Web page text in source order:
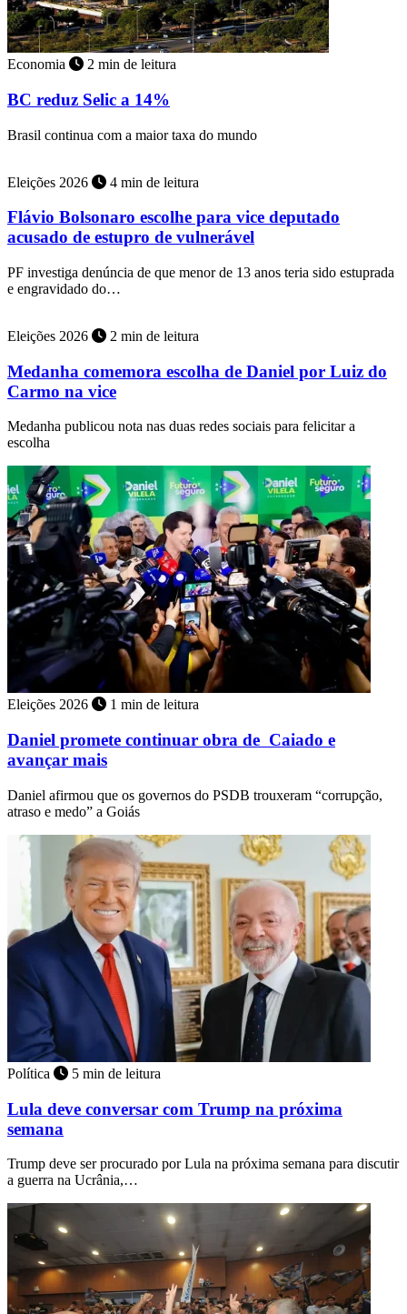
Economia 2 min de leitura
BC reduz Selic a 14%
Brasil continua com a maior taxa do mundo
Eleições 2026 4 min de leitura
Flávio Bolsonaro escolhe para vice deputado
acusado de estupro de vulnerável
PF investiga denúncia de que menor de 13 anos teria sido estuprada
e engravidado do…
Eleições 2026 2 min de leitura
Medanha comemora escolha de Daniel por Luiz do
Carmo na vice
Medanha publicou nota nas duas redes sociais para felicitar a
escolha
Eleições 2026 1 min de leitura
Daniel promete continuar obra de Caiado e
avançar mais
Daniel afirmou que os governos do PSDB trouxeram “corrupção,
atraso e medo” a Goiás
Política 5 min de leitura
Lula deve conversar com Trump na próxima
semana
Trump deve ser procurado por Lula na próxima semana para discutir
a guerra na Ucrânia,…